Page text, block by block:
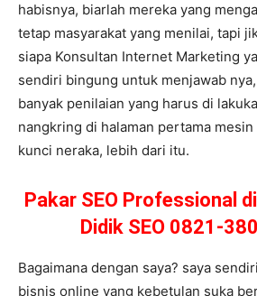
habisnya, biarlah mereka yang
tetap masyarakat yang menilai, tapi
siapa Konsultan Internet Marketing
sendiri bingung untuk menjawab
banyak penilaian yang harus di
nangkring di halaman pertama
kunci neraka, lebih dari itu.
Pakar SEO Professional
Didik SEO 0821-
Bagaimana dengan saya? saya
bisnis online yang kebetulan suka